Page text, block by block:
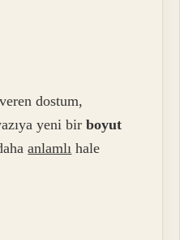
dostum,
yeni birboyut
anlamlı hale